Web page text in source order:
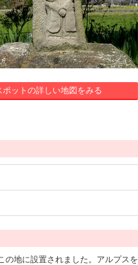
ポットの詳しい地図をみる
の地に設置されました。アルプスを